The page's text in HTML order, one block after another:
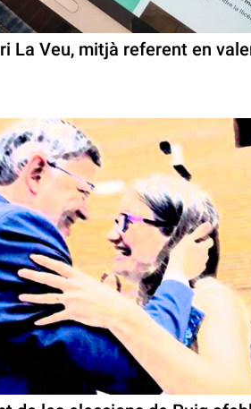
La Veu, mitjà referent en